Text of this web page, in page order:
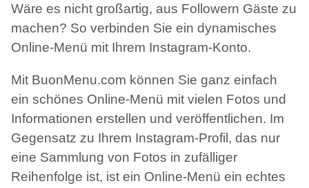
Wäre es nicht großartig, aus Followern Gäste zu
machen? So verbinden Sie ein dynamisches
Online-Menü mit Ihrem Instagram-Konto.
Mit BuonMenu.com können Sie ganz einfach
ein schönes Online-Menü mit vielen Fotos und
Informationen erstellen und veröffentlichen. Im
Gegensatz zu Ihrem Instagram-Profil, das nur
eine Sammlung von Fotos in zufälliger
Reihenfolge ist, ist ein Online-Menü ein echtes